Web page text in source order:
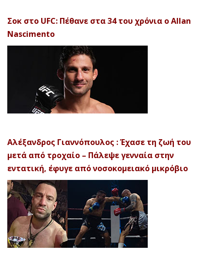
Σοκ στο UFC: Πέθανε στα 34 του χρόνια ο Allan
Nascimento
Αλέξανδρος Γιαννόπουλος : Έχασε τη ζωή του
μετά από τροχαίο – Πάλεψε γενναία στην
εντατική, έφυγε από νοσοκομειακό μικρόβιο